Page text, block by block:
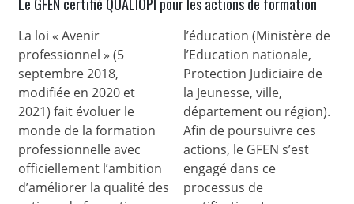
La loi « Avenir
professionnel » (5
septembre 2018,
modifiée en 2020 et
2021) fait évoluer le
monde de la formation
professionnelle avec
officiellement l’ambition
d’améliorer la qualité des
l’éducation (Ministère de
l’Education nationale,
Protection Judiciaire de
la Jeunesse, ville,
département ou région).
Afin de poursuivre ces
actions, le GFEN s’est
engagé dans ce
processus de